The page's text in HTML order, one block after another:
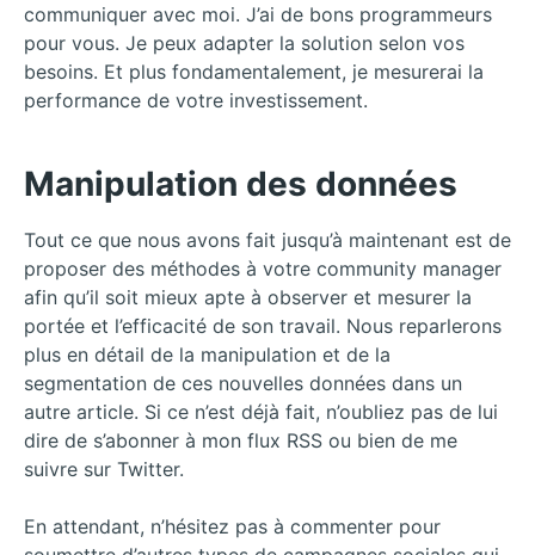
communiquer avec moi. J’ai de bons programmeurs
pour vous. Je peux adapter la solution selon vos
besoins. Et plus fondamentalement, je mesurerai la
performance de votre investissement.
Manipulation des données
Tout ce que nous avons fait jusqu’à maintenant est de
proposer des méthodes à votre community manager
afin qu’il soit mieux apte à observer et mesurer la
portée et l’efficacité de son travail. Nous reparlerons
plus en détail de la manipulation et de la
segmentation de ces nouvelles données dans un
autre article. Si ce n’est déjà fait, n’oubliez pas de lui
dire de s’abonner à mon flux RSS ou bien de me
suivre sur Twitter.
En attendant, n’hésitez pas à commenter pour